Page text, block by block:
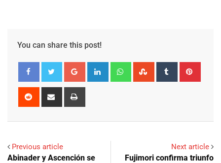
You can share this post!
Google+ LinkedIn WhatsappStumbleUpon
Tumblr
Reddit
Share
Previous article
Abinader y Ascención se
Next article
Fujimori confirma triunfo